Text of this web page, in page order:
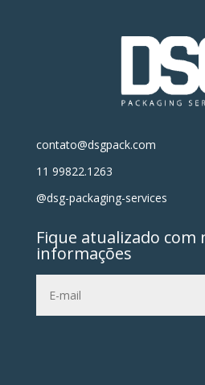
contato@dsgpack.com
11 99822.1263
@dsg-packaging-services
Fique atualizado com
informações